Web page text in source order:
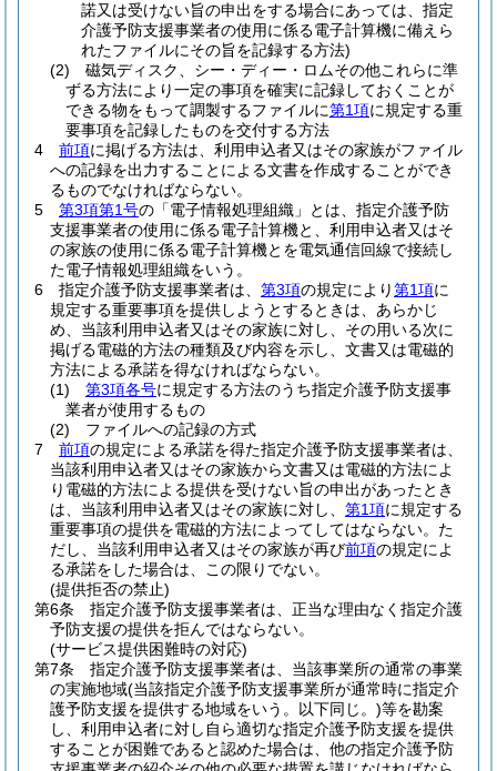
諾又は受けない旨の申出をする場合にあっては、指定
介護予防支援事業者の使用に係る電子計算機に備えら
れたファイルにその旨を記録する方法)
(2)
磁気ディスク、シー・ディー・ロムその他これらに準
ずる方法により一定の事項を確実に記録しておくことが
できる物をもって調製するファイルに第1項に規定する重
要事項を記録したものを交付する方法
4
前項に掲げる方法は、利用申込者又はその家族がファイル
への記録を出力することによる文書を作成することができ
るものでなければならない。
5
第3項第1号の「電子情報処理組織」とは、指定介護予防
支援事業者の使用に係る電子計算機と、利用申込者又はそ
の家族の使用に係る電子計算機とを電気通信回線で接続し
た電子情報処理組織をいう。
6
指定介護予防支援事業者は、 第3項の規定により第1項に
規定する重要事項を提供しようとするときは、あらかじ
め、当該利用申込者又はその家族に対し、その用いる次に
掲げる電磁的方法の種類及び内容を示し、文書又は電磁的
方法による承諾を得なければならない。
(1)
第3項各号に規定する方法のうち指定介護予防支援事
業者が使用するもの
(2)
ファイルへの記録の方式
7
前項の規定による承諾を得た指定介護予防支援事業者は、
当該利用申込者又はその家族から文書又は電磁的方法によ
り電磁的方法による提供を受けない旨の申出があったとき
は、当該利用申込者又はその家族に対し、 第1項に規定する
重要事項の提供を電磁的方法によってしてはならない。 た
だし、当該利用申込者又はその家族が再び前項の規定によ
る承諾をした場合は、この限りでない。
(提供拒否の禁止)
第6条
指定介護予防支援事業者は、正当な理由なく指定介護
予防支援の提供を拒んではならない。
(サービス提供困難時の対応)
第7条
指定介護予防支援事業者は、当該事業所の通常の事業
の実施地域(当該指定介護予防支援事業所が通常時に指定介
護予防支援を提供する地域をいう。以下同じ。)等を勘案
し、利用申込者に対し自ら適切な指定介護予防支援を提供
することが困難であると認めた場合は、他の指定介護予防